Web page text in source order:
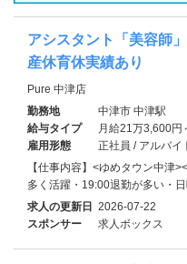
アシスタント「美容師
産休育休実績あり
Pure 中津店
勤務地
中津市 中津駅
給与タイプ
月給21万3,600円
雇用形態
正社員 / アルバイ
【仕事内容】<ゆめタウン中津
多く活躍・19:00退勤が多い・
求人の更新日 2026-07-22
スポンサー
求人ボックス